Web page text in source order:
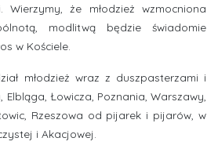
że młodzież wzmocniona
modlitwą będzie świadomie
w Kościele.
młodzież wraz z duszpasterzami i
Elbląga, Łowicza, Poznania, Warszawy,
Rzeszowa od pijarek i pijarów, w
i Akacjowej.